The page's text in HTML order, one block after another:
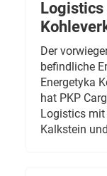
Logistics
Der
befindliche
Energetyka
hat PKP
Logistics mit
Kalkstein